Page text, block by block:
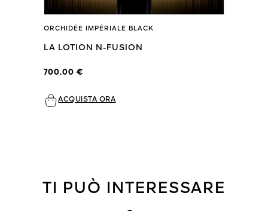
ORCHIDÉE IMPÉRIALE BLACK
LA LOTION N-FUSION
700.00 €
ACQUISTA ORA
TI PUÒ INTERESSARE